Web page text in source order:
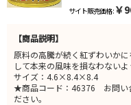
サイト販売価格 : ￥
【商品説明】
原料の高騰が続く紅ずわいか
して本来の風味を損なわないよ
サイズ：4.6×8.4×8.4
★商品コード：46376 お問い
ださい。